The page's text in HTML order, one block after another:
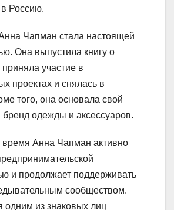
Россию.
Чапман стала настоящей
Она выпустила книгу о
участие в
проектах и снялась в
того, она основала свой
одежды и аксессуаров.
Анна Чапман активно
и продолжает поддерживать
сообществом.
одним из знаковых лиц